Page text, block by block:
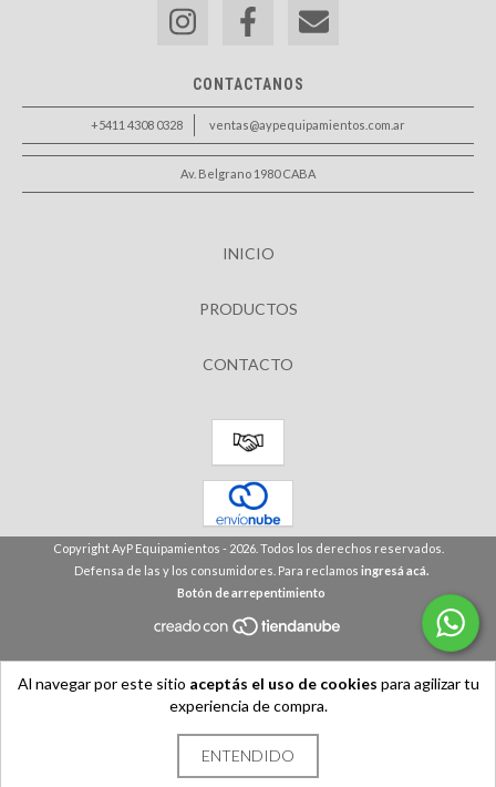
Al navegar por este sitio aceptás el uso de cookies para agilizar tu
experiencia de compra.
ENTENDIDO
CONTACTANOS
+5411 4308 0328 ventas@aypequipamientos.com.ar
Av. Belgrano 1980 CABA
INICIO
PRODUCTOS
CONTACTO
Copyright AyP Equipamientos - 2026. Todos los derechos reservados.
Defensa de las y los consumidores. Para reclamos ingresá acá.
Botón de arrepentimiento